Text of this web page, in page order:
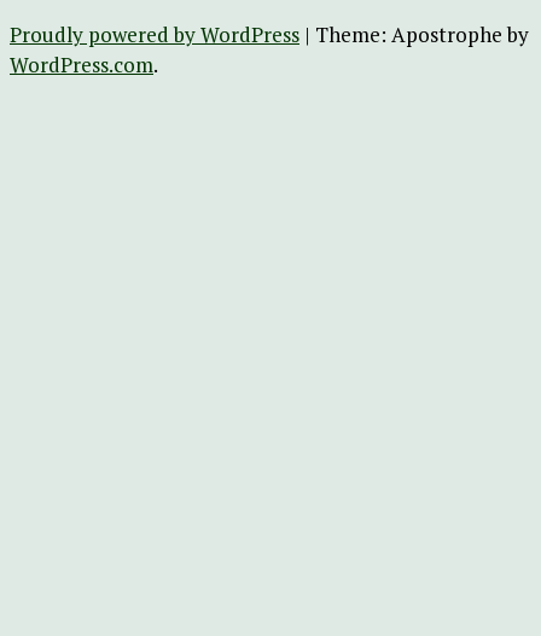
Proudly powered by WordPress | Theme: Apostrophe by
WordPress.com.